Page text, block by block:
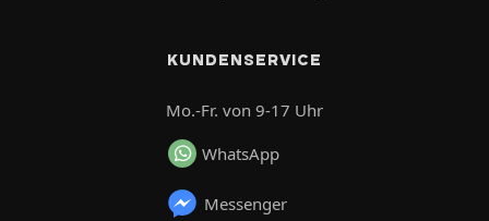
KUNDENSERVICE
Mo.-Fr. von 9-17 Uhr
WhatsApp
Messenger